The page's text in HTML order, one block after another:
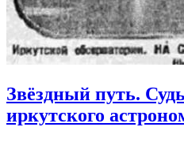
Звёздный путь.
иркутского